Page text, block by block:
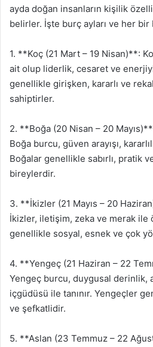
ayda doğan insanların kişilik
belirler. İşte burç ayları ve her
1. **Koç (21 Mart – 19 Nisan)**:
ait olup liderlik, cesaret ve
genellikle girişken, kararlı ve
sahiptirler.
2. **Boğa (20 Nisan – 20
Boğa burcu, güven arayışı,
Boğalar genellikle sabırlı, pratik
bireylerdir.
3. **İkizler (21 Mayıs – 20
İkizler, iletişim, zeka ve merak ile
genellikle sosyal, esnek ve çok
4. **Yengeç (21 Haziran – 22
Yengeç burcu, duygusal derinlik,
içgüdüsü ile tanınır. Yengeçler
ve şefkatlidir.
5. **Aslan (23 Temmuz – 22